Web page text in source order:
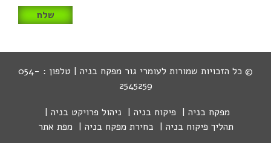
© כל הזכויות שמורות לעומרי גור מפקח בניה | טלפון : 054-
2545259
מפקח בניה
פיקוח בניה
ניהול פרויקט בניה
תהליך פיקוח בניה
בחירת מפקח בניה מפת אתר